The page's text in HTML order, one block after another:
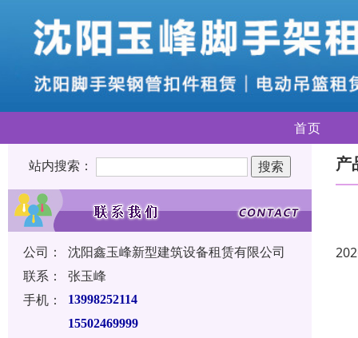
首页
站内搜索：
公司：
沈阳鑫玉峰新型建筑设备租赁有限公司
联系：
张玉峰
手机：
13998252114
15502469999
产